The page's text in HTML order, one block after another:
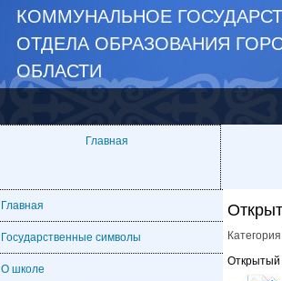
КОММУНАЛЬНОЕ
ОТДЕЛА ОБРАЗОВАНИЯ
ОБЛАСТИ
Главная
Главная
Государственные символы
О школе